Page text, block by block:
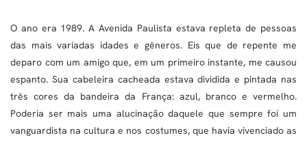
O ano era 1989. A Avenida Paulista estava repleta de pessoas
das mais variadas idades e gêneros. Eis que de repente me
deparo com um amigo que, em um primeiro instante, me causou
espanto. Sua cabeleira cacheada estava dividida e pintada nas
três cores da bandeira da França: azul, branco e vermelho.
Poderia ser mais uma alucinação daquele que sempre foi um
vanguardista na cultura e nos costumes, que havia vivenciado as